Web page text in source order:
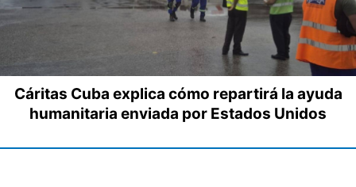
Cáritas Cuba explica cómo repartirá la ayuda
humanitaria enviada por Estados Unidos